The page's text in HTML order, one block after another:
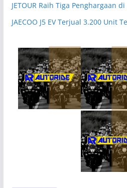
JETOUR Raih Tiga Penghargaan di
JAECOO J5 EV Terjual 3.200 Unit